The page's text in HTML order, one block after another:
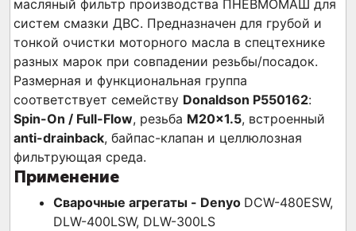
масляный фильтр производства ПНЕВМОМАШ для
систем смазки ДВС. Предназначен для грубой и
тонкой очистки моторного масла в спецтехнике
разных марок при совпадении резьбы/посадок.
Размерная и функциональная группа
соответствует семейству Donaldson P550162:
Spin-On / Full-Flow, резьба M20×1.5, встроенный
anti-drainback, байпас-клапан и целлюлозная
фильтрующая среда.
Применение
Сварочные агрегаты - Denyo DCW-480ESW,
DLW-400LSW, DLW-300LS